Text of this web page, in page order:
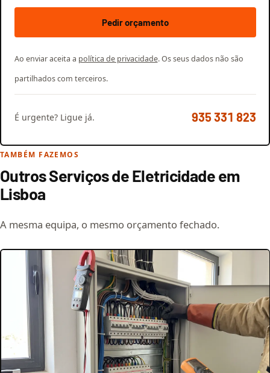
Pedir orçamento
Ao enviar aceita a política de privacidade. Os seus dados não são
partilhados com terceiros.
É urgente? Ligue já. 935 331 823
TAMBÉM FAZEMOS
Outros Serviços de Eletricidade em
Lisboa
A mesma equipa, o mesmo orçamento fechado.